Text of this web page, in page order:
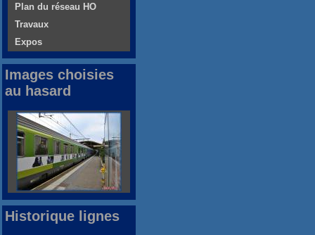
Plan du réseau HO
Travaux
Expos
Images choisies
au hasard
Historique lignes